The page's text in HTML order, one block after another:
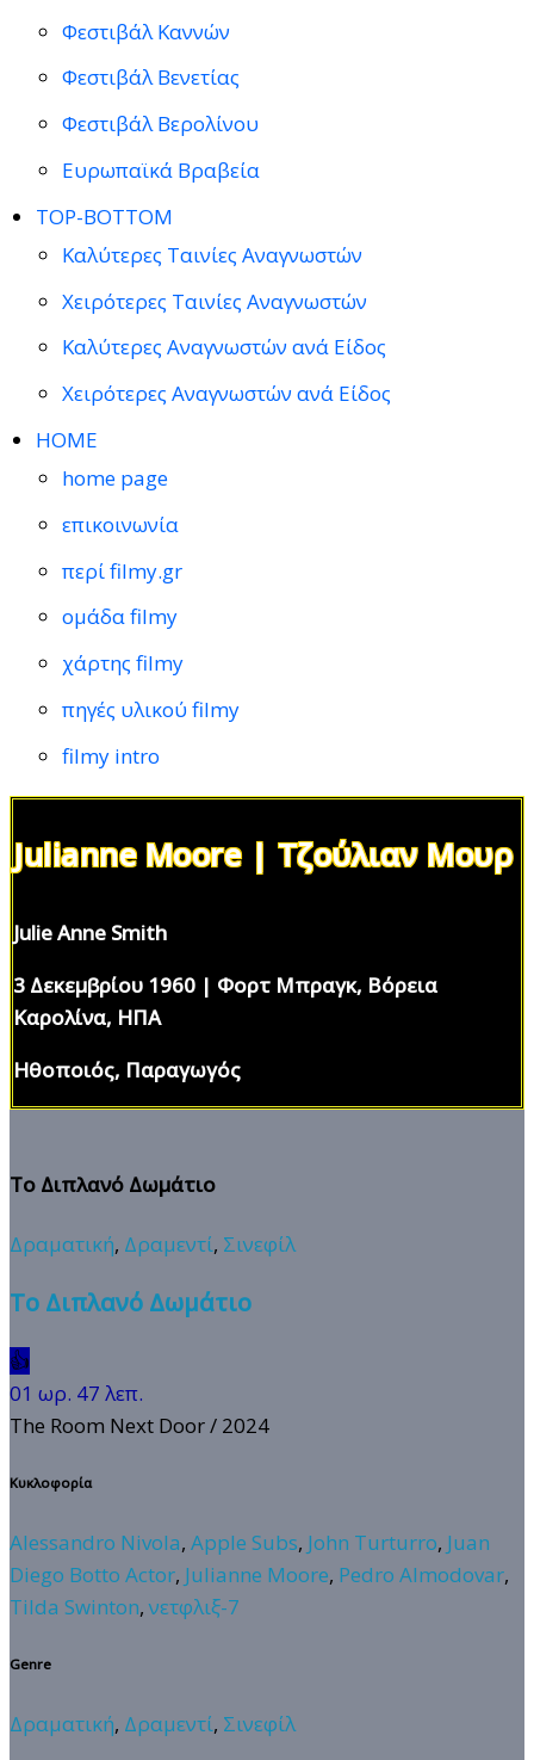
Φεστιβάλ Καννών
Φεστιβάλ Βενετίας
Φεστιβάλ Βερολίνου
Ευρωπαϊκά Βραβεία
TOP-BOTTOM
Καλύτερες Ταινίες Αναγνωστών
Χειρότερες Ταινίες Αναγνωστών
Καλύτερες Αναγνωστών ανά Είδος
Χειρότερες Αναγνωστών ανά Είδος
HOME
home page
επικοινωνία
περί filmy.gr
ομάδα filmy
χάρτης filmy
πηγές υλικού filmy
filmy intro
Julianne Moore | Τζούλιαν Μουρ
Julie Anne Smith
3 Δεκεμβρίου 1960 | Φορτ Μπραγκ, Βόρεια
Καρολίνα, ΗΠΑ
Ηθοποιός, Παραγωγός
Το Διπλανό Δωμάτιο
Δραματική, Δραμεντί, Σινεφίλ
Το Διπλανό Δωμάτιο
👍
01 ωρ. 47 λεπ.
The Room Next Door/ 2024
Κυκλοφορία
Alessandro Nivola, Apple Subs, John Turturro, Juan
Diego Botto Actor, Julianne Moore, Pedro Almodovar,
Tilda Swinton,νετφλιξ-7
Genre
Δραματική, Δραμεντί, Σινεφίλ